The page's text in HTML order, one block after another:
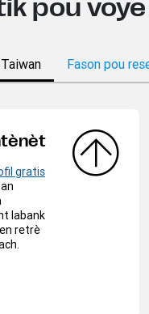
pou
Fason pou
gratis
labank
retrè